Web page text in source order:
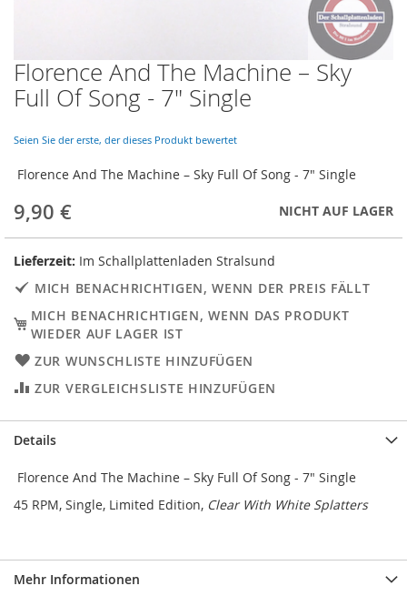
Skip
to
the
of
images
Florence And The Machine ‎– Sky
Full Of Song - 7" Single
Seien Sie der erste, der dieses Produkt bewertet
Florence And The Machine ‎– Sky Full Of Song - 7" Single
9,90 € NICHT AUF LAGER
Lieferzeit: Im Schallplattenladen Stralsund
MICH BENACHRICHTIGEN, WENN DER PREIS FÄLLT
MICH BENACHRICHTIGEN, WENN DAS PRODUKT
WIEDER AUF LAGER IST
ZUR WUNSCHLISTE HINZUFÜGEN
ZUR VERGLEICHSLISTE HINZUFÜGEN
Details
Florence And The Machine ‎– Sky Full Of Song - 7" Single
45 RPM, Single, Limited Edition, Clear With White Splatters
Mehr Informationen